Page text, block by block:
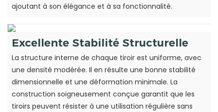
ajoutant à son élégance et à sa fonctionnalité.
Excellente Stabilité Structurelle
La structure interne de chaque tiroir est uniforme, avec
une densité modérée. Il en résulte une bonne stabilité
dimensionnelle et une déformation minimale. La
construction soigneusement conçue garantit que les
tiroirs peuvent résister à une utilisation régulière sans